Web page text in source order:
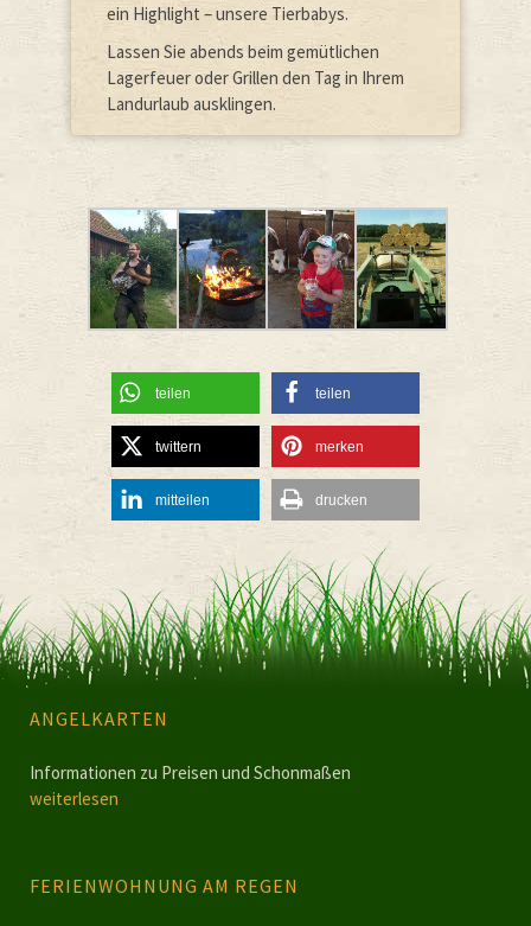
ein Highlight – unsere Tierbabys.
Lassen Sie abends beim gemütlichen
Lagerfeuer oder Grillen den Tag in Ihrem
Landurlaub ausklingen.
teilen teilen
twittern merken
mitteilen drucken
ANGELKARTEN
Informationen zu Preisen und Schonmaßen
weiterlesen
FERIENWOHNUNG AM REGEN